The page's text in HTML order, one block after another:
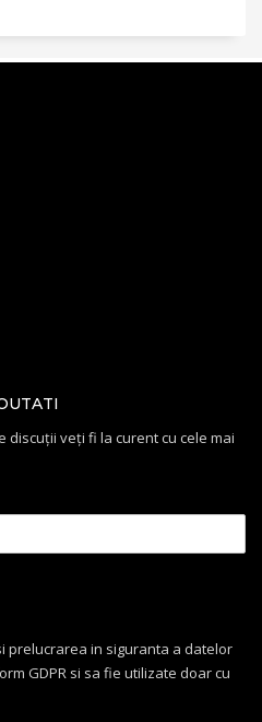
discuții veți fi la curent cu cele mai
prelucrarea in siguranta a datelor
GDPR si sa fie utilizate doar cu